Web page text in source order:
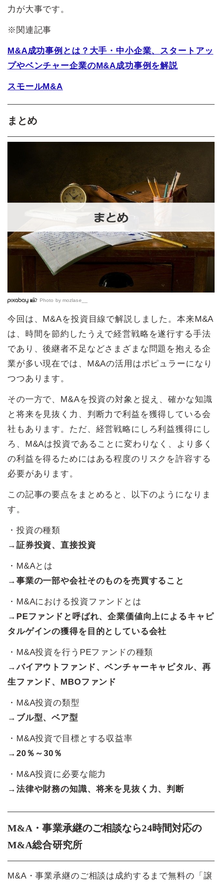
力が大事です。
※関連記事
M&A成功事例とは？大手・中小企業、スタートアッ
プやベンチャー企業のM&A成功事例を解説
スモールM&A
まとめ
Photo by mozlase__
今回は、M&Aを投資目線で解説しました。本来M&A
は、時間を節約したうえで経営戦略を遂行する手法
であり、後継者不足などさまざまな問題を抱える企
業が多い現在では、M&Aの活用はポピュラーになり
つつあります。
その一方で、M&Aを投資の対象と捉え、確かな知識
と将来を見抜く力、判断力で利益を獲得している会
社もあります。ただ、経営戦略にしろ利益獲得にし
ろ、M&Aは投資であることに変わりなく、より多く
の利益を得るためにはある程度のリスクを許容する
必要があります。
この記事の要点をまとめると、以下のようになりま
す。
・投資の種類
→ 証券投資、直接投資
・M&Aとは
→ 事業の一部や会社そのものを売買すること
・M&Aにおける投資ファンドとは
→ PEファンドと呼ばれ、企業価値向上によるキャピ
タルゲインの獲得を目的としている会社
・M&A投資を行うPEファンドの種類
→バイアウトファンド、ベンチャーキャピタル、再
生ファンド、MBOファンド
・M&A投資の類型
→ ブル型、ベア型
・M&A投資で目標とする収益率
→ 20％～30％
・M&A投資に必要な能力
→ 法律や財務の知識、将来を見抜く力、判断
M&A・事業承継のご相談なら24時間対応の
M&A総合研究所
M&A・事業承継のご相談は成約するまで無料の「譲